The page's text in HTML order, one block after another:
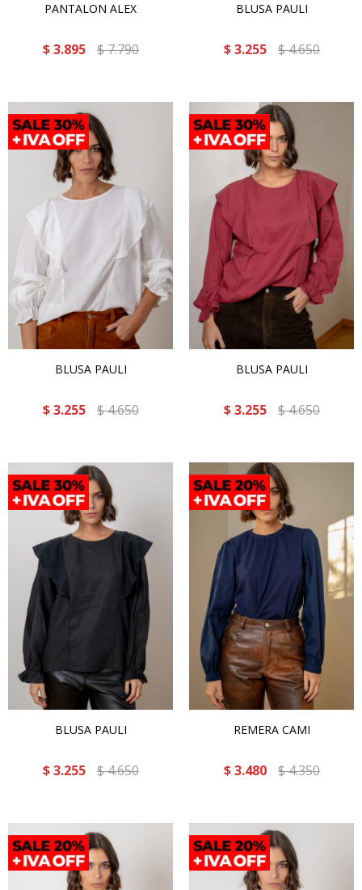
PANTALON ALEX
$ 3.895 $7.790
BLUSA PAULI
$ 3.255 $4.650
BLUSA PAULI
$ 3.255 $4.650
BLUSA PAULI
$ 3.255 $4.650
BLUSA PAULI
$ 3.255 $4.650
REMERA CAMI
$ 3.480 $4.350